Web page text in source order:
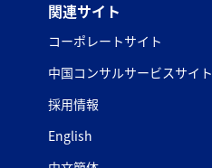
関連サイト
コーポレートサイト
中国コンサルサービスサイト
採用情報
English